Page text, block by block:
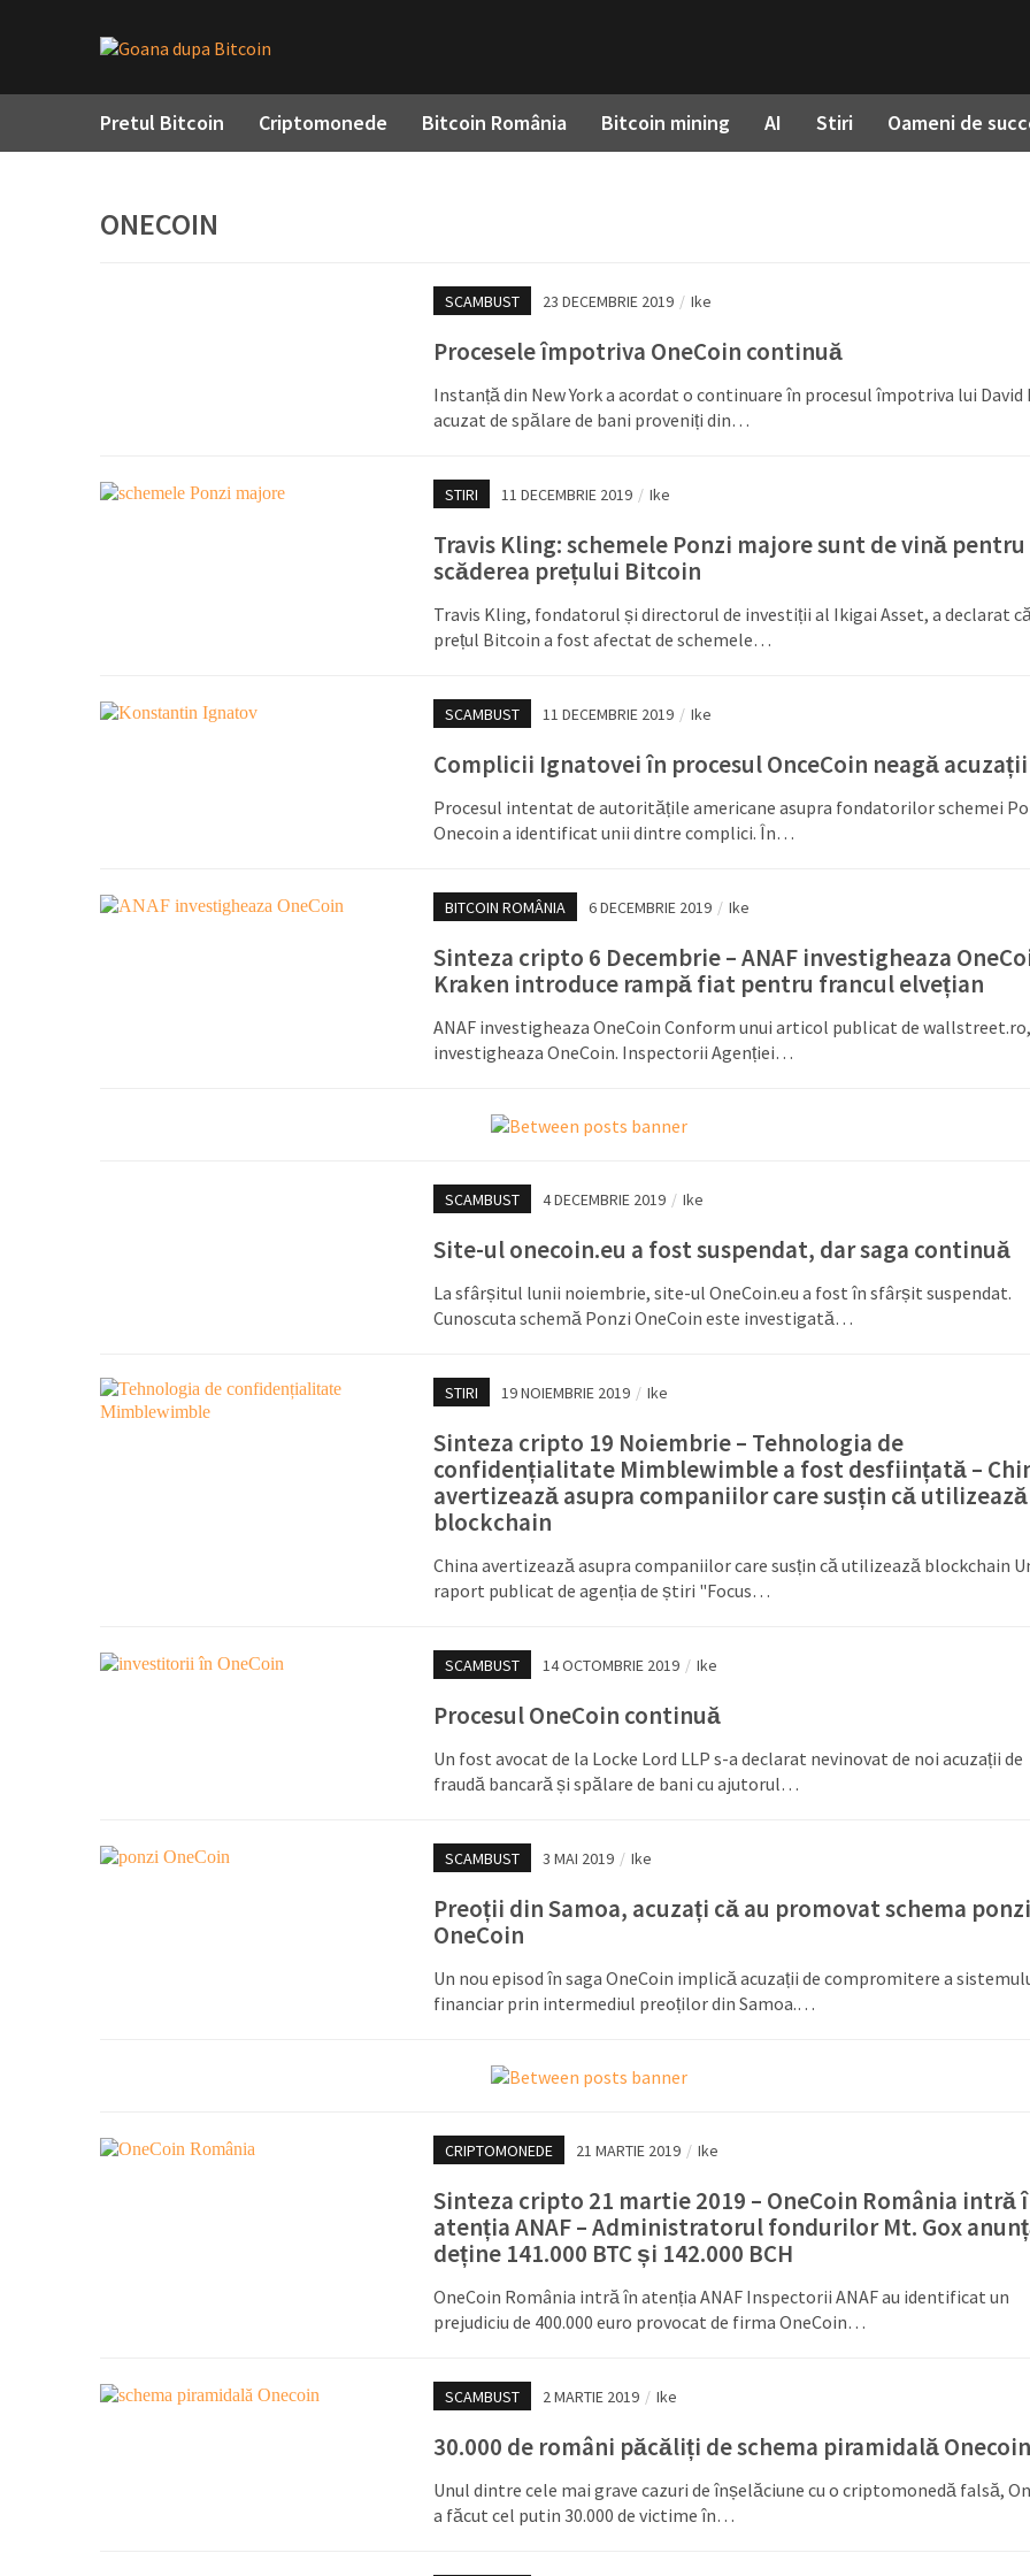
Pretul Bitcoin Criptomonede Bitcoin România Bitcoin mining AI Stiri Oameni de
ONECOIN
SCAMBUST 23 DECEMBRIE 2019 / Ike
Procesele împotriva OneCoin continuă
Instanță din New York a acordat o continuare în procesul împotriva lui David
acuzat de spălare de bani proveniți din…
STIRI 11 DECEMBRIE 2019 / Ike
Travis Kling: schemele Ponzi majore sunt de vină pentru
scăderea prețului Bitcoin
Travis Kling, fondatorul și directorul de investiții al Ikigai Asset, a declarat
prețul Bitcoin a fost afectat de schemele…
SCAMBUST 11 DECEMBRIE 2019 / Ike
Complicii Ignatovei în procesul OnceCoin neagă
Procesul intentat de autoritățile americane asupra fondatorilor schemei
Onecoin a identificat unii dintre complici. În…
BITCOIN ROMÂNIA 6 DECEMBRIE 2019 / Ike
Sinteza cripto 6 Decembrie – ANAF investigheaza
Kraken introduce rampă fiat pentru francul elvețian
ANAF investigheaza OneCoin Conform unui articol publicat de wallstreet.ro,
investigheaza OneCoin. Inspectorii Agenției…
SCAMBUST 4 DECEMBRIE 2019 / Ike
Site-ul onecoin.eu a fost suspendat, dar saga continuă
La sfârșitul lunii noiembrie, site-ul OneCoin.eu a fost în sfârșit suspendat.
Cunoscuta schemă Ponzi OneCoin este investigată…
STIRI 19 NOIEMBRIE 2019 / Ike
Sinteza cripto 19 Noiembrie – Tehnologia de
confidențialitate Mimblewimble a fost desființată –
avertizează asupra companiilor care susțin că utilizează
blockchain
China avertizează asupra companiilor care susțin că utilizează blockchain
raport publicat de agenția de știri "Focus…
SCAMBUST 14 OCTOMBRIE 2019 / Ike
Procesul OneCoin continuă
Un fost avocat de la Locke Lord LLP s-a declarat nevinovat de noi acuzații de
fraudă bancară și spălare de bani cu ajutorul…
SCAMBUST 3 MAI 2019 / Ike
Preoții din Samoa, acuzați că au promovat schema ponzi
OneCoin
Un nou episod în saga OneCoin implică acuzații de compromitere a
financiar prin intermediul preoților din Samoa.…
CRIPTOMONEDE 21 MARTIE 2019 / Ike
Sinteza cripto 21 martie 2019 – OneCoin România intră
atenția ANAF – Administratorul fondurilor Mt. Gox
deține 141.000 BTC și 142.000 BCH
OneCoin România intră în atenția ANAF Inspectorii ANAF au identificat un
prejudiciu de 400.000 euro provocat de firma OneCoin…
SCAMBUST 2 MARTIE 2019 / Ike
30.000 de români păcăliți de schema piramidală Onecoin
Unul dintre cele mai grave cazuri de înșelăciune cu o criptomonedă falsă,
a făcut cel putin 30.000 de victime în…